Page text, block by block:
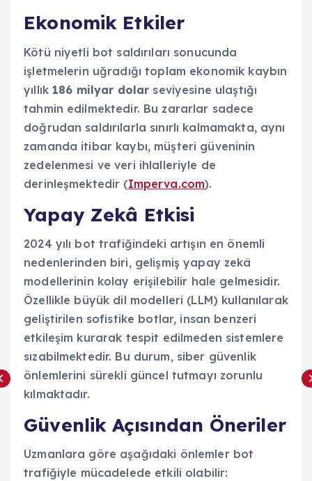
Ekonomik Etkiler
Kötü niyetli bot saldırıları sonucunda
işletmelerin uğradığı toplam ekonomik kaybın
yıllık 186 milyar dolar seviyesine ulaştığı
tahmin edilmektedir. Bu zararlar sadece
doğrudan saldırılarla sınırlı kalmamakta, aynı
zamanda itibar kaybı, müşteri güveninin
zedelenmesi ve veri ihlalleriyle de
derinleşmektedir (Imperva.com).
Yapay Zekâ Etkisi
2024 yılı bot trafiğindeki artışın en önemli
nedenlerinden biri, gelişmiş yapay zekâ
modellerinin kolay erişilebilir hale gelmesidir.
Özellikle büyük dil modelleri (LLM) kullanılarak
geliştirilen sofistike botlar, insan benzeri
etkileşim kurarak tespit edilmeden sistemlere
sızabilmektedir. Bu durum, siber güvenlik
önlemlerini sürekli güncel tutmayı zorunlu
kılmaktadır.
Güvenlik Açısından Öneriler
Uzmanlara göre aşağıdaki önlemler bot
trafiğiyle mücadelede etkili olabilir: